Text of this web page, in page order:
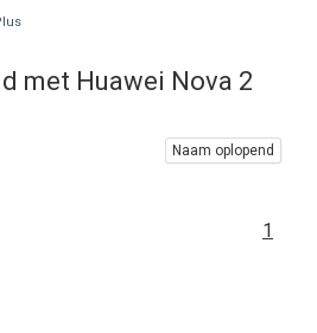
met Huawei Nova 2
Naam oplopend
1